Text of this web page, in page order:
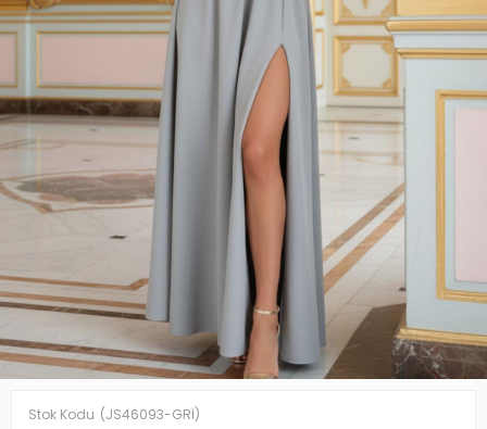
Stok Kodu (JS46093-GRİ)